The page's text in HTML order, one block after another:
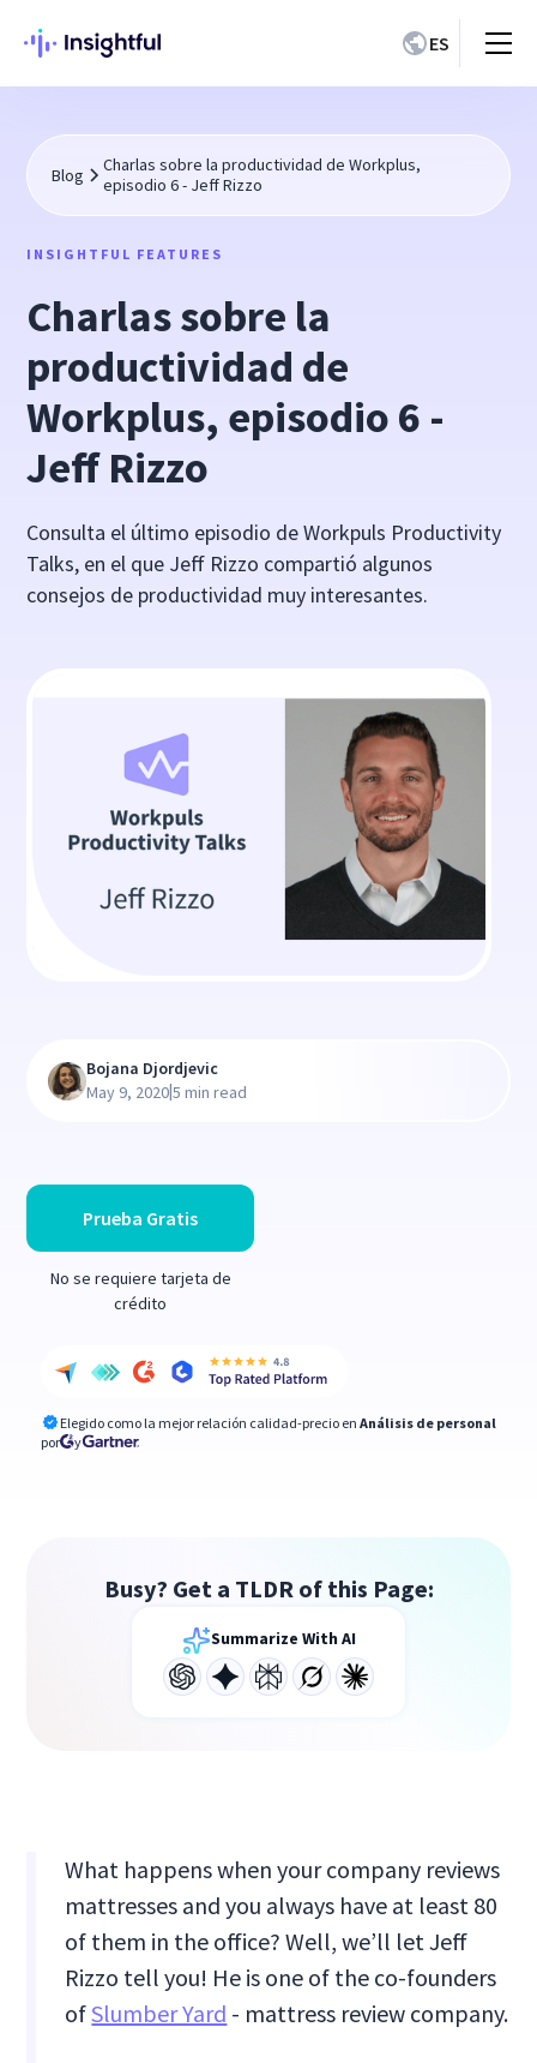
ES
Blog
Charlas sobre la productividad de Workplus,
episodio 6 - Jeff Rizzo
INSIGHTFUL FEATURES
Charlas sobre la
productividad de
Workplus, episodio 6 -
Jeff Rizzo
Consulta el último episodio de Workpuls Productivity
Talks, en el que Jeff Rizzo compartió algunos
consejos de productividad muy interesantes.
Prueba Gratis
No se requiere tarjeta de
crédito
Elegido como la mejor relación calidad-precio en Análisis de personal
por
y
Bojana Djordjevic
May 9, 2020|5 min read
Busy? Get a TLDR of this Page:
Summarize With AI
What happens when your company reviews
mattresses and you always have at least 80
of them in the office? Well, we’ll let Jeff
Rizzo tell you! He is one of the co-founders
ofSlumber Yard - mattress review company.